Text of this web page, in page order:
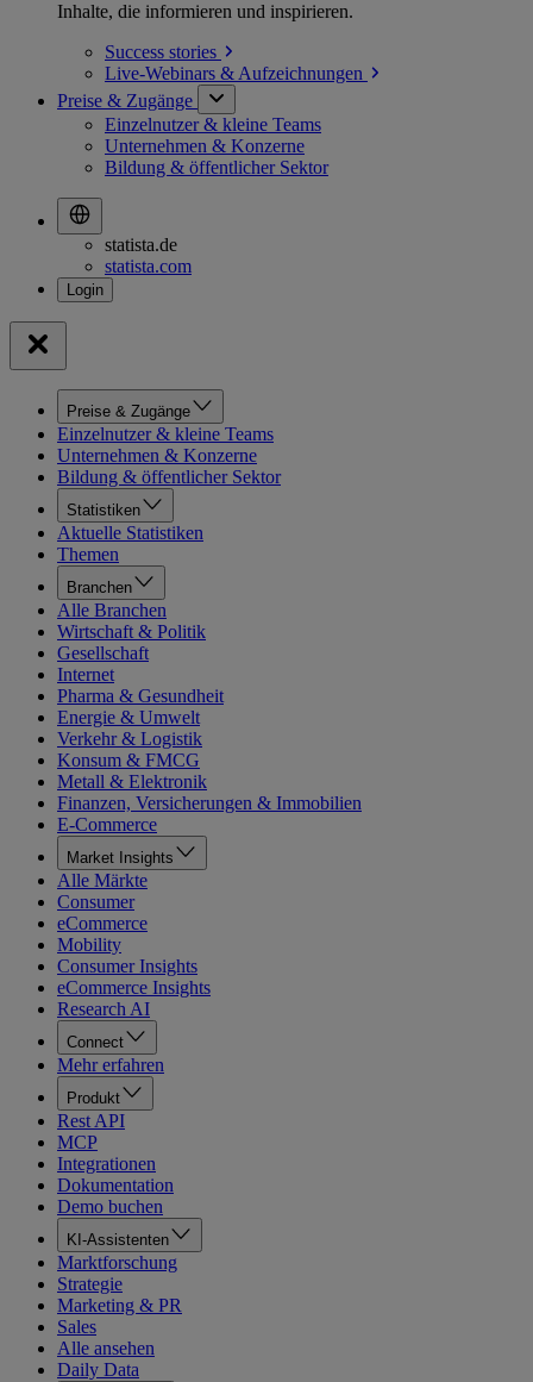
Inhalte, die informieren und inspirieren.
Success stories
Live-Webinars & Aufzeichnungen
Preise & Zugänge
Einzelnutzer & kleine Teams
Unternehmen & Konzerne
Bildung & öffentlicher Sektor
statista.de
statista.com
Preise & Zugänge
Einzelnutzer & kleine Teams
Unternehmen & Konzerne
Bildung & öffentlicher Sektor
Statistiken
Aktuelle Statistiken
Themen
Branchen
Alle Branchen
Wirtschaft & Politik
Gesellschaft
Internet
Pharma & Gesundheit
Energie & Umwelt
Verkehr & Logistik
Konsum & FMCG
Metall & Elektronik
Finanzen, Versicherungen & Immobilien
E-Commerce
Market Insights
Alle Märkte
Consumer
eCommerce
Mobility
Consumer Insights
eCommerce Insights
Research AI
Connect
Mehr erfahren
Produkt
Rest API
MCP
Integrationen
Dokumentation
Demo buchen
KI-Assistenten
Marktforschung
Strategie
Marketing & PR
Sales
Alle ansehen
Daily Data